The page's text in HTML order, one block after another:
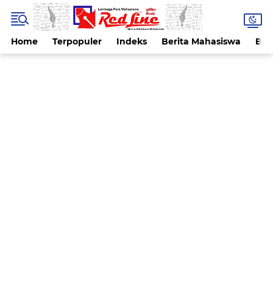
Home Terpopuler Indeks Berita Mahasiswa